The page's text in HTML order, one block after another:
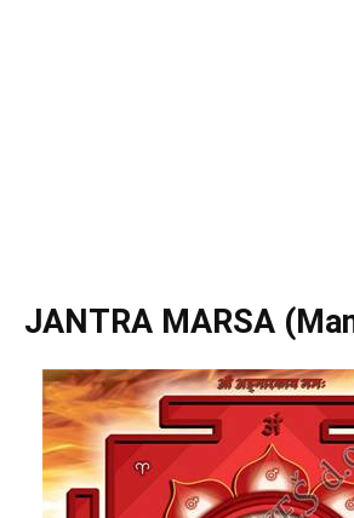
JANTRA MARSA